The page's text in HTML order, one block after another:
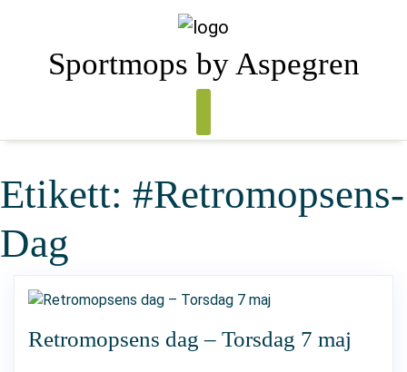
contentSportmops by Aspegren
Etikett: #Retromopsens-
Dag
Retromopsens dag – Torsdag 7 maj